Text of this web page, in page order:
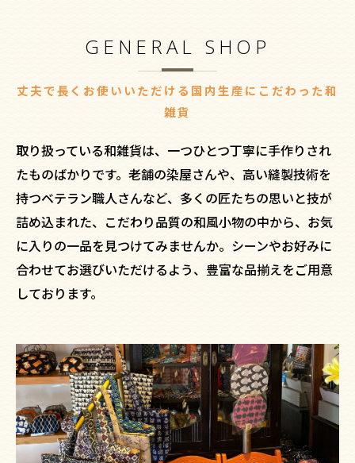
丈夫で長くお使いいただける国内生産にこだわった和
雑貨
GENERAL SHOP
取り扱っている和雑貨は、一つひとつ丁寧に手作りされ
たものばかりです。老舗の染屋さんや、高い縫製技術を
持つベテラン職人さんなど、多くの匠たちの思いと技が
詰め込まれた、こだわり品質の和風小物の中から、お気
に入りの一品を見つけてみませんか。シーンやお好みに
合わせてお選びいただけるよう、豊富な品揃えをご用意
しております。